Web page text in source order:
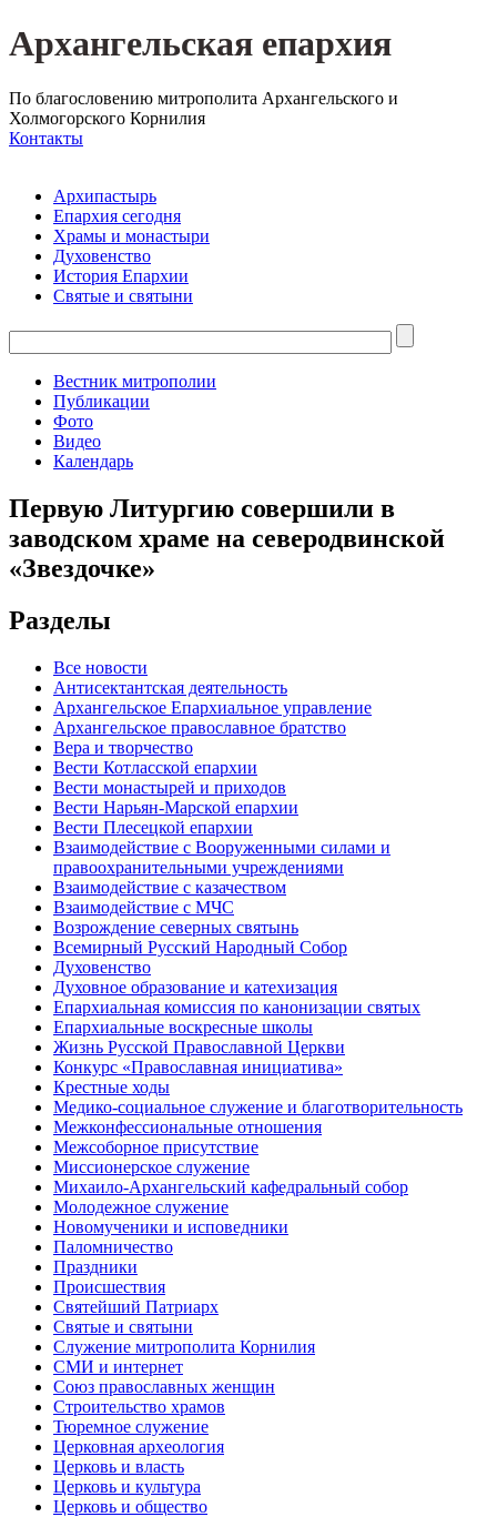
Архангельская епархия
По благословению митрополита Архангельского и
Холмогорского Корнилия
Контакты
Архипастырь
Епархия сегодня
Храмы и монастыри
Духовенство
История Епархии
Святые и святыни
Вестник митрополии
Публикации
Фото
Видео
Календарь
Первую Литургию совершили в
заводском храме на северодвинской
«Звездочке»
Разделы
Все новости
Антисектантская деятельность
Архангельское Епархиальное управление
Архангельское православное братство
Вера и творчество
Вести Котласской епархии
Вести монастырей и приходов
Вести Нарьян-Марской епархии
Вести Плесецкой епархии
Взаимодействие с Вооруженными силами и
правоохранительными учреждениями
Взаимодействие с казачеством
Взаимодействие с МЧС
Возрождение северных святынь
Всемирный Русский Народный Собор
Духовенство
Духовное образование и катехизация
Епархиальная комиссия по канонизации святых
Епархиальные воскресные школы
Жизнь Русской Православной Церкви
Конкурс «Православная инициатива»
Крестные ходы
Медико-социальное служение и благотворительность
Межконфессиональные отношения
Межсоборное присутствие
Миссионерское служение
Михаило-Архангельский кафедральный собор
Молодежное служение
Новомученики и исповедники
Паломничество
Праздники
Происшествия
Святейший Патриарх
Святые и святыни
Служение митрополита Корнилия
СМИ и интернет
Союз православных женщин
Строительство храмов
Тюремное служение
Церковная археология
Церковь и власть
Церковь и культура
Церковь и общество